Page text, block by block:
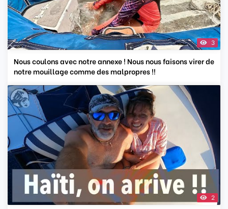
3
Nous coulons avec notre annexe ! Nous nous faisons virer de
notre mouillage comme des malpropres !!
2